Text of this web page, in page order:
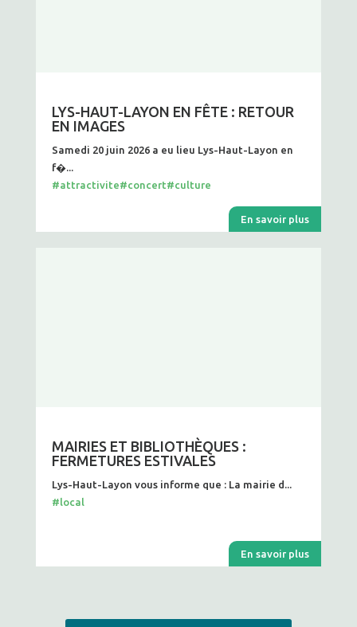
LYS-HAUT-LAYON EN FÊTE : RETOUR
EN IMAGES
Samedi 20 juin 2026 a eu lieu Lys-Haut-Layon en
f�...
#attractivite#concert#culture
En savoir plus
MAIRIES ET BIBLIOTHÈQUES :
FERMETURES ESTIVALES
Lys-Haut-Layon vous informe que : La mairie d...
#local
En savoir plus